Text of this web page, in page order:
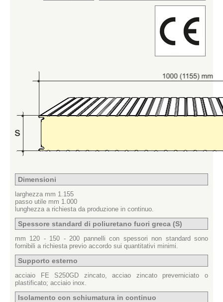
Dimensioni
larghezza mm 1.155
passo utile mm 1.000
lunghezza a richiesta da produzione in continuo.
Spessore standard di poliuretano fuori greca (S)
mm 120 - 150 - 200 pannelli con spessori non standard sono
fornibili a richiesta previo accordo sui quantitativi minimi.
Supporto esterno
acciaio FE S250GD zincato, acciao zincato preverniciato o
plastificato; acciaio inox.
Isolamento con schiumatura in continuo